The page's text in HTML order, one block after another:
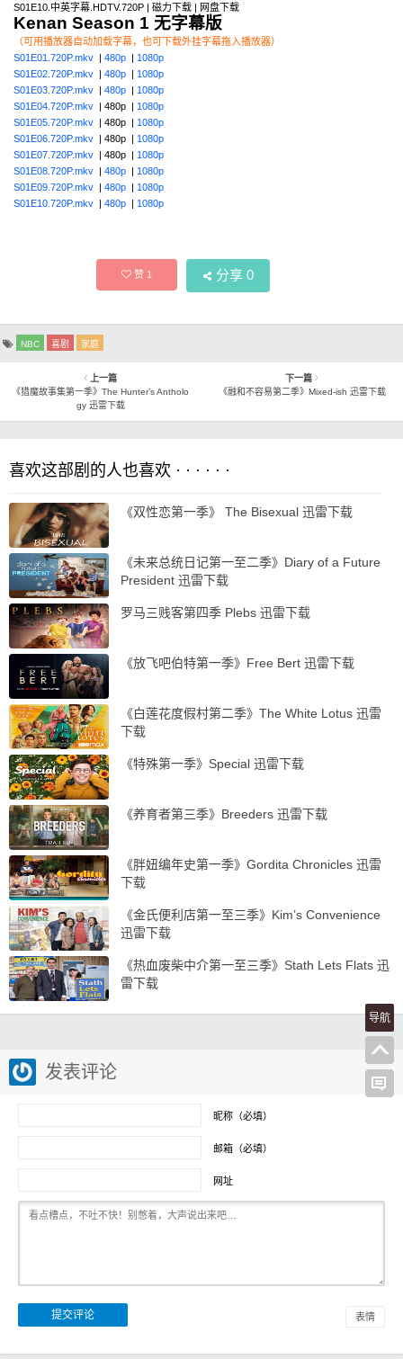
S01E10.中英字幕.HDTV.720P | 磁力下载 | 网盘下载
Kenan Season 1 无字幕版
（可用播放器自动加载字幕，也可下载外挂字幕拖入播放器）
S01E01.720P.mkv | 480p | 1080p
S01E02.720P.mkv | 480p | 1080p
S01E03.720P.mkv | 480p | 1080p
S01E04.720P.mkv | 480p | 1080p
S01E05.720P.mkv | 480p | 1080p
S01E06.720P.mkv | 480p | 1080p
S01E07.720P.mkv | 480p | 1080p
S01E08.720P.mkv | 480p | 1080p
S01E09.720P.mkv | 480p | 1080p
S01E10.720P.mkv | 480p | 1080p
赞1 分享 0
NBC 喜剧 家庭
上一篇
《猎魔故事集第一季》The Hunter’s Antholo
gy 迅雷下载
下一篇
《融和不容易第二季》Mixed-ish 迅雷下载
喜欢这部剧的人也喜欢 · · · · · ·
《双性恋第一季》 The Bisexual 迅雷下载
《未来总统日记第一至二季》Diary of a Future
President 迅雷下载
罗马三贱客第四季 Plebs 迅雷下载
《放飞吧伯特第一季》Free Bert 迅雷下载
《白莲花度假村第二季》The White Lotus 迅雷
下载
《特殊第一季》Special 迅雷下载
《养育者第三季》Breeders 迅雷下载
《胖妞编年史第一季》Gordita Chronicles 迅雷
下载
《金氏便利店第一至三季》Kim’s Convenience
迅雷下载
《热血废柴中介第一至三季》Stath Lets Flats 迅
雷下载
发表评论
昵称（必填）
邮箱（必填）
网址
表情
导航